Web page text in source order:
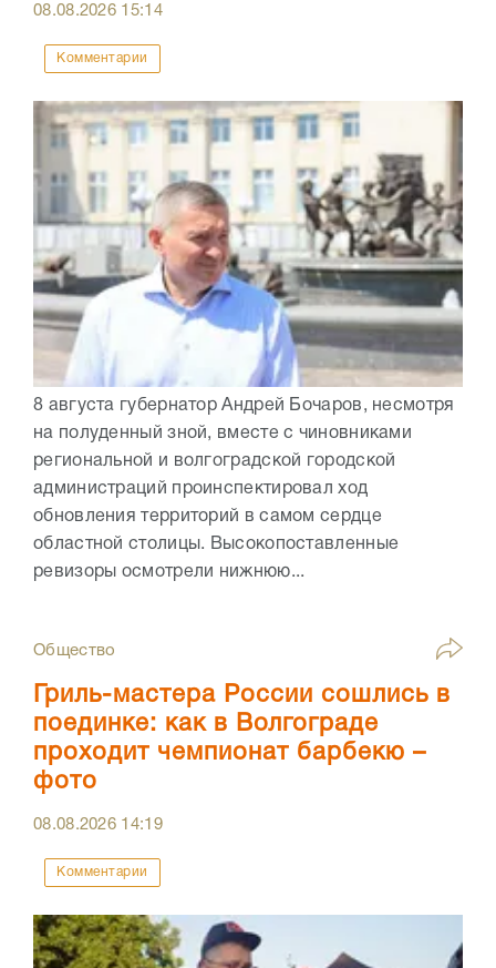
08.08.2026 15:14
Комментарии
8 августа губернатор Андрей Бочаров, несмотря
на полуденный зной, вместе с чиновниками
региональной и волгоградской городской
администраций проинспектировал ход
обновления территорий в самом сердце
областной столицы. Высокопоставленные
ревизоры осмотрели нижнюю...
Общество
Гриль-мастера России сошлись в
поединке: как в Волгограде
проходит чемпионат барбекю –
фото
08.08.2026 14:19
Комментарии